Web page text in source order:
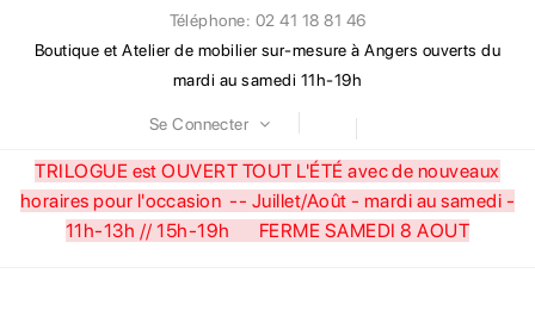
Téléphone: 02 41 18 81 46
Boutique et Atelier de mobilier sur-mesure à Angers ouverts du
mardi au samedi 11h-19h
Se Connecter
TRILOGUE est OUVERT TOUT L'ÉTÉ avec de nouveaux
horaires pour l'occasion -- Juillet/Août - mardi au samedi -
11h-13h // 15h-19h FERME SAMEDI 8 AOUT